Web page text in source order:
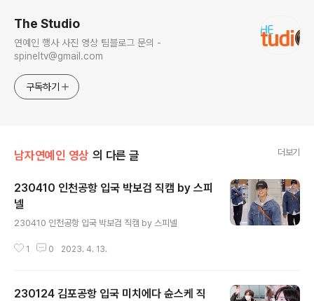
The Studio
연예인 행사 사진 영상 팀블로그 문의 -
spineltv@gmail.com
구독하기
남자연예인 영상 의 다른 글 더보기
230410 인천공항 입국 박보검 직캠 by 스피
넬
230410 인천공항 입국 박보검 직캠 by 스피넬
1 0 2023. 4. 13.
230124 김포공항 입국 미치에다 슌스케 직